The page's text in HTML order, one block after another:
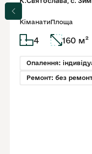
Кіманати
4
Площа
160 м²
Опалення:
Ремонт: без